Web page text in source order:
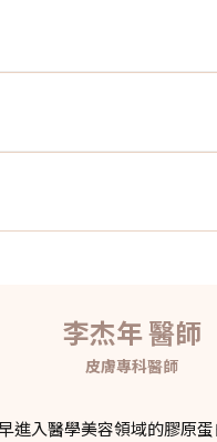
李杰年 醫師
皮膚專科醫師
進入醫學美容領域的膠原